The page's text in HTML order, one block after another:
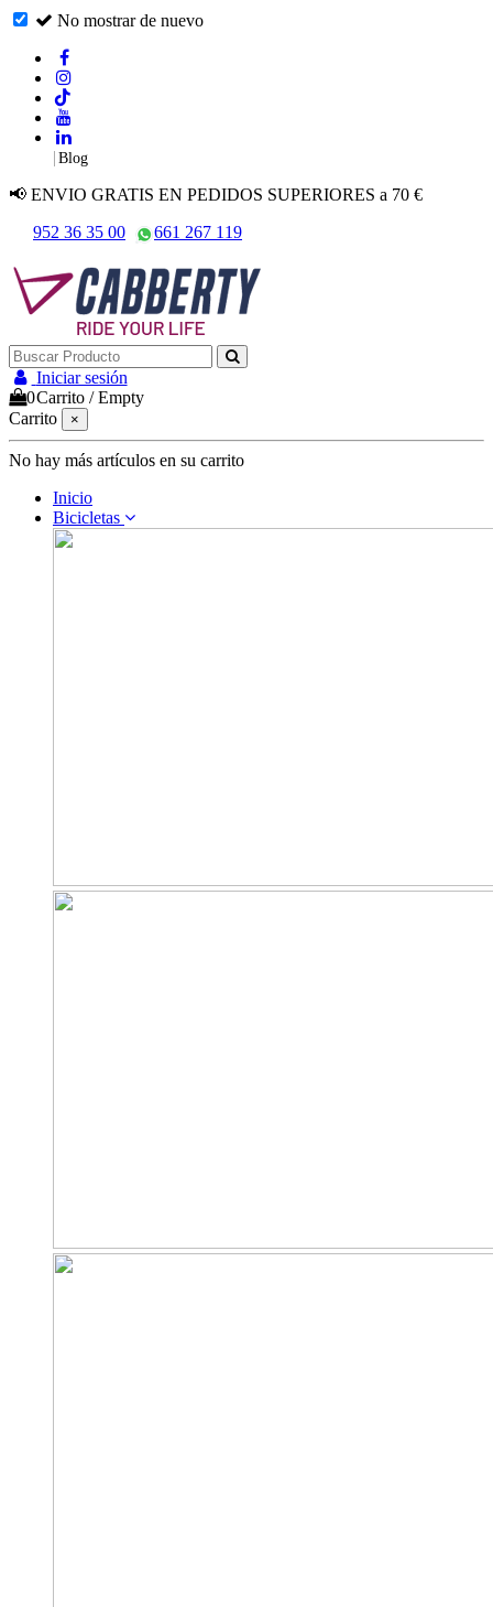
No mostrar de nuevo
|Blog
📢 ENVIO GRATIS EN PEDIDOS SUPERIORES a 70 €
952 36 35 00
661 267 119
Iniciar sesión
0Carrito /Empty
Carrito
×
No hay más artículos en su carrito
Inicio
Bicicletas